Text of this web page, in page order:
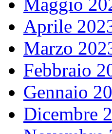
Aprile
Marzo
Febbraio
Gennaio
Dicembre